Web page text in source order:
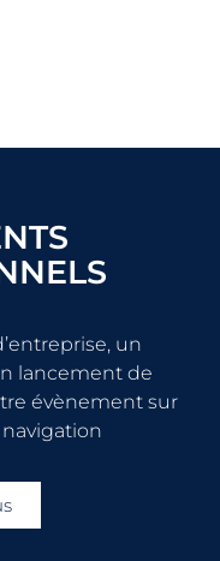
un
lancement de
évènement sur